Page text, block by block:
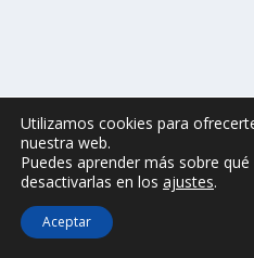
Utilizamos cookies para
nuestra web.
Puedes aprender más sobre
desactivarlas en los ajustes.
Aceptar